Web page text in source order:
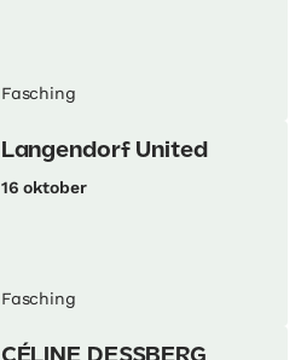
Fasching
Langendorf United
16 oktober
Fasching